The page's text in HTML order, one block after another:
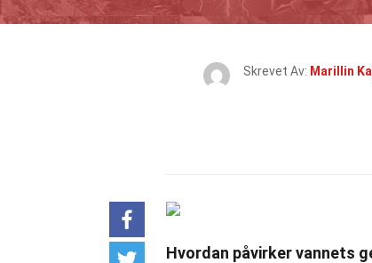
Skrevet Av: Marillin
Hvordan påvirker vannets